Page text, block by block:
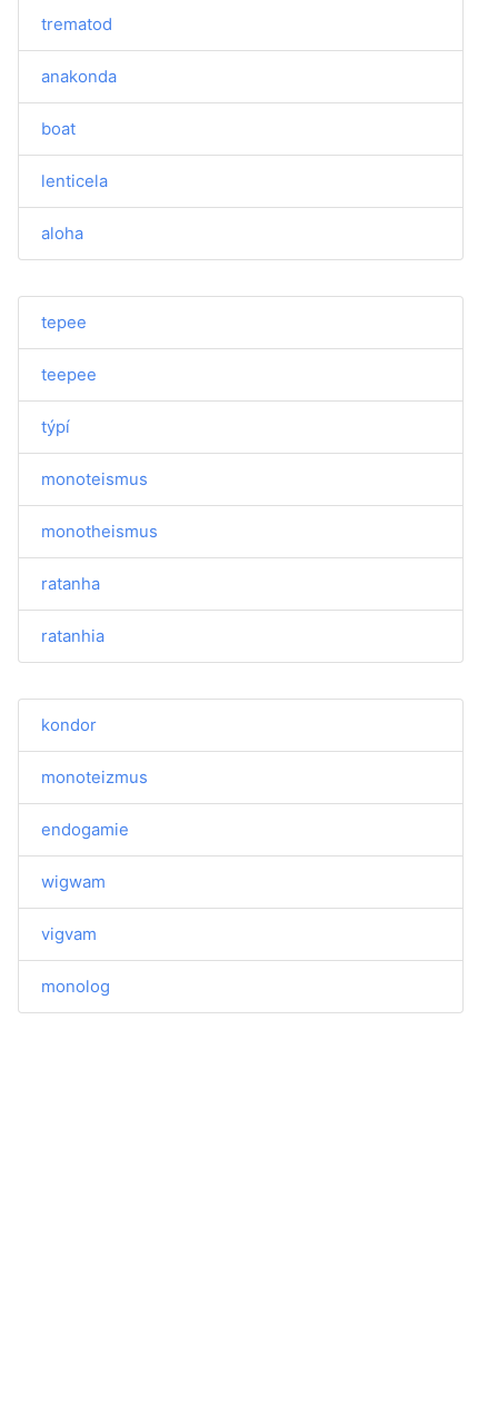
trematod
anakonda
boat
lenticela
aloha
tepee
teepee
týpí
monoteismus
monotheismus
ratanha
ratanhia
kondor
monoteizmus
endogamie
wigwam
vigvam
monolog